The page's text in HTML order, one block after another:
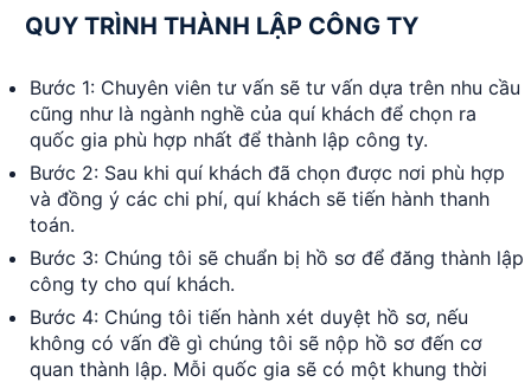
QUY TRÌNH THÀNH LẬP CÔNG TY
Bước 1: Chuyên viên tư vấn sẽ tư vấn dựa trên nhu cầu
cũng như là ngành nghề của quí khách để chọn ra
quốc gia phù hợp nhất để thành lập công ty.
Bước 2: Sau khi quí khách đã chọn được nơi phù hợp
và đồng ý các chi phí, quí khách sẽ tiến hành thanh
toán.
Bước 3: Chúng tôi sẽ chuẩn bị hồ sơ để đăng thành lập
công ty cho quí khách.
Bước 4: Chúng tôi tiến hành xét duyệt hồ sơ, nếu
không có vấn đề gì chúng tôi sẽ nộp hồ sơ đến cơ
quan thành lập. Mỗi quốc gia sẽ có một khung thời